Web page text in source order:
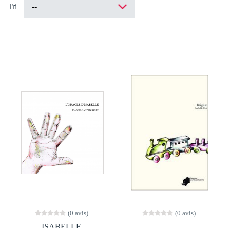
Tri
(0 avis) (0 avis)